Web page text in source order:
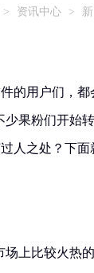
> 资讯中心 >
的用户们，
果粉们开始
人之处？下
场上比较火热